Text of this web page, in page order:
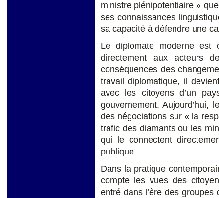
ministre plénipotentiaire »
ses connaissances
sa capacité à défendre une
Le diplomate moderne est
directement aux acteurs
conséquences des
travail diplomatique, il
avec les citoyens d’un
gouvernement. Aujourd’hui,
des négociations sur « la
trafic des diamants ou les
qui le connectent
publique.
Dans la pratique
compte les vues des
entré dans l’ère des groupes